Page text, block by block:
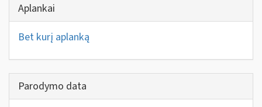
Aplankai
Bet kurį aplanką
Parodymo data